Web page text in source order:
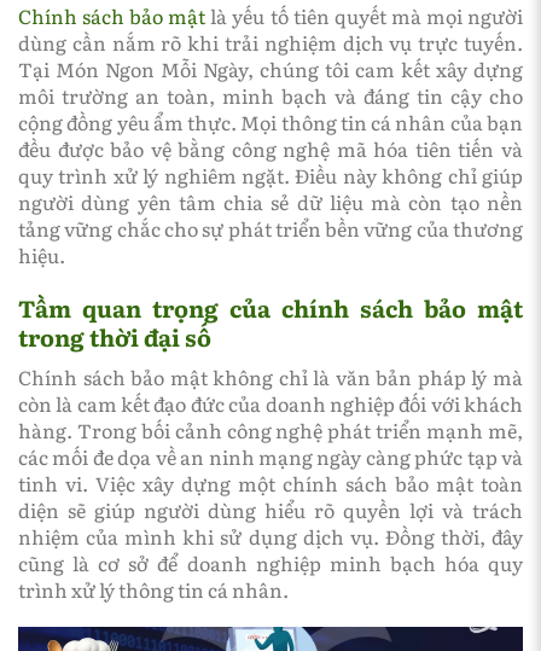
Chính sách bảo mậtlà yếu tố tiên quyết mà mọi người
dùng cần nắm rõ khi trải nghiệm dịch vụ trực tuyến.
Tại Món Ngon Mỗi Ngày, chúng tôi cam kết xây dựng
môi trường an toàn, minh bạch và đáng tin cậy cho
cộng đồng yêu ẩm thực. Mọi thông tin cá nhân của bạn
đều được bảo vệ bằng công nghệ mã hóa tiên tiến và
quy trình xử lý nghiêm ngặt. Điều này không chỉ giúp
người dùng yên tâm chia sẻ dữ liệu mà còn tạo nền
tảng vững chắc cho sự phát triển bền vững của thương
hiệu.
Tầm quan trọng của chính sách bảo mật
trong thời đại số
Chính sách bảo mật không chỉ là văn bản pháp lý mà
còn là cam kết đạo đức của doanh nghiệp đối với khách
hàng. Trong bối cảnh công nghệ phát triển mạnh mẽ,
các mối đe dọa về an ninh mạng ngày càng phức tạp và
tinh vi. Việc xây dựng một chính sách bảo mật toàn
diện sẽ giúp người dùng hiểu rõ quyền lợi và trách
nhiệm của mình khi sử dụng dịch vụ. Đồng thời, đây
cũng là cơ sở để doanh nghiệp minh bạch hóa quy
trình xử lý thông tin cá nhân.